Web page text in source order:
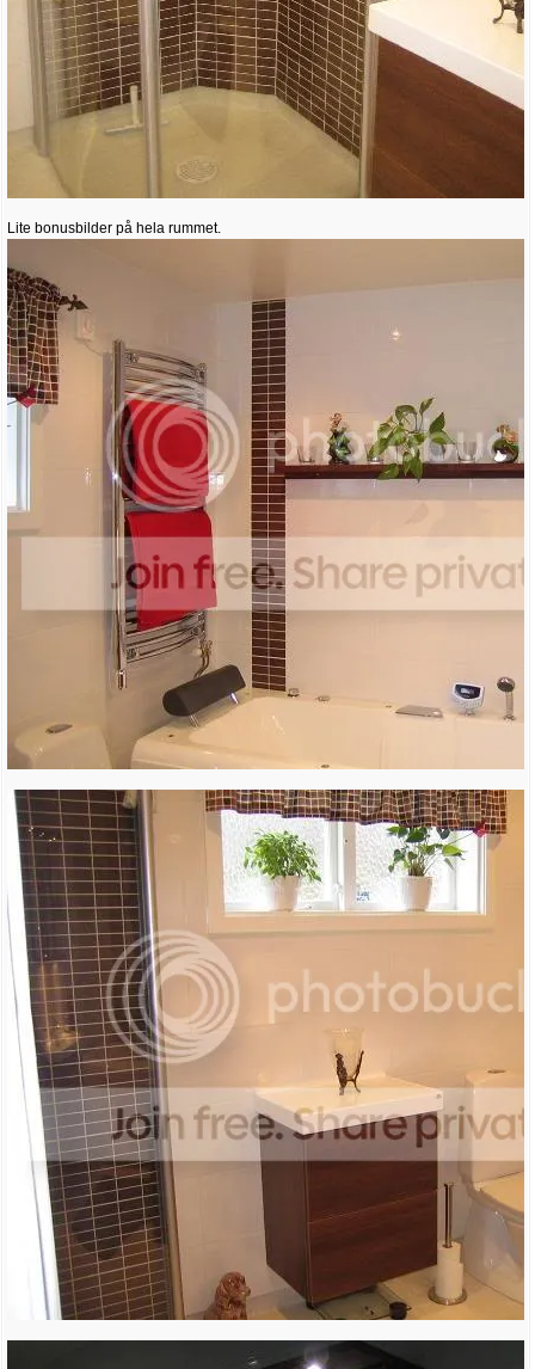
Lite bonusbilder på hela rummet.